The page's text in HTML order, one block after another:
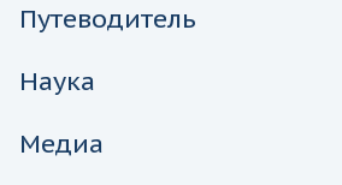
Путеводитель
Наука
Медиа